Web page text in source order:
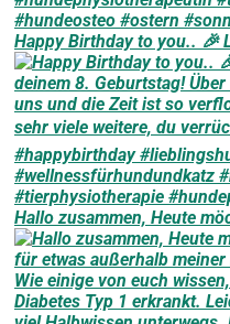
Happy Birthday to you.. 🎉
Hallo zusammen, Heute